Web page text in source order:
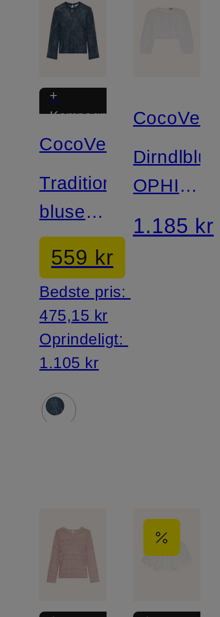
+
Kampagnerabat
CocoVero
Traditionel
bluse
EMILIA
559 kr
Bedste pris:
475,15 kr
Oprindeligt:
1.105 kr
CocoVero
OPHIE
med
3/4-
1.185 kr